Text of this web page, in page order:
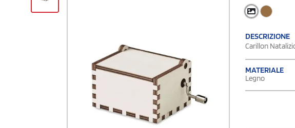
DESCRIZIONE
Carillon
MATERIALE
Legno